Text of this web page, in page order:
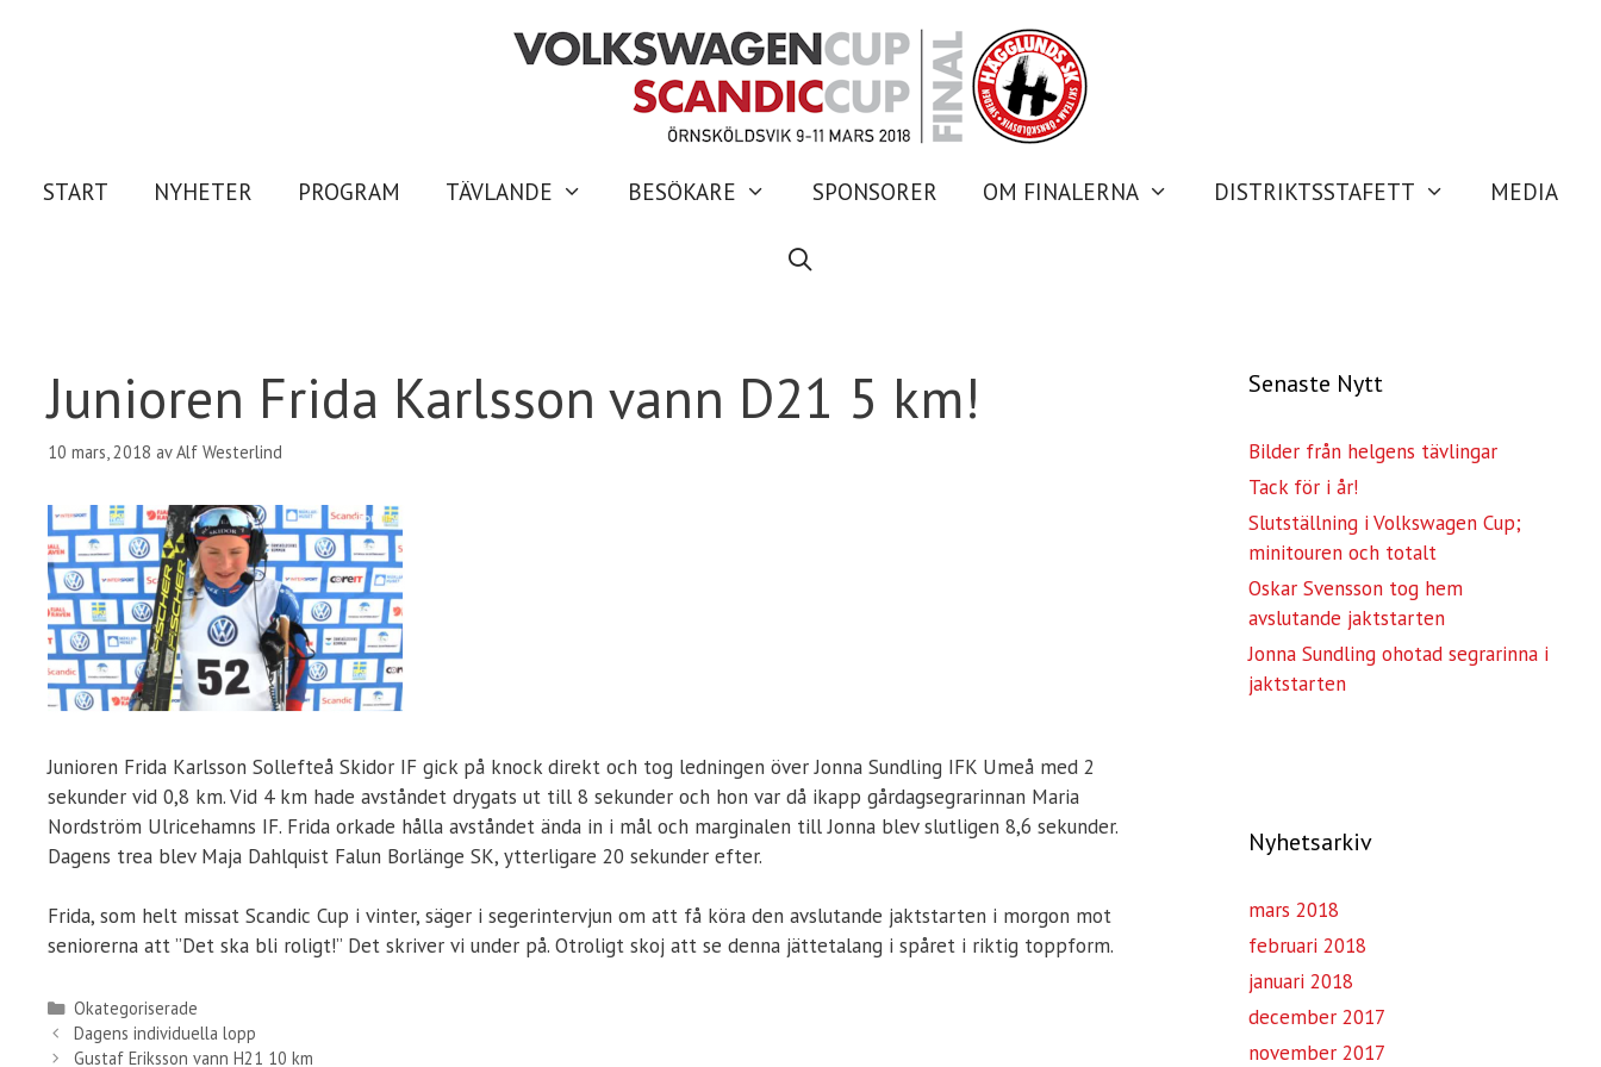
START NYHETER PROGRAM TÄVLANDE BESÖKARE SPONSORER OM FINALERNA DISTRIKTSSTAFETT MEDIA
Junioren Frida Karlsson vann D21 5 km!
10 mars, 2018 avAlf Westerlind
Junioren Frida Karlsson Sollefteå Skidor IF gick på knock direkt och tog ledningen över Jonna Sundling IFK Umeå med 2
sekunder vid 0,8 km. Vid 4 km hade avståndet drygats ut till 8 sekunder och hon var då ikapp gårdagsegrarinnan Maria
Nordström Ulricehamns IF. Frida orkade hålla avståndet ända in i mål och marginalen till Jonna blev slutligen 8,6 sekunder.
Dagens trea blev Maja Dahlquist Falun Borlänge SK, ytterligare 20 sekunder efter.
Frida, som helt missat Scandic Cup i vinter, säger i segerintervjun om att få köra den avslutande jaktstarten i morgon mot
seniorerna att ”Det ska bli roligt!” Det skriver vi under på. Otroligt skoj att se denna jättetalang i spåret i riktig toppform.
Kategorier
Okategoriserade
Dagens individuella lopp
Gustaf Eriksson vann H21 10 km
Senaste Nytt
Bilder från helgens tävlingar
Tack för i år!
Slutställning i Volkswagen Cup;
minitouren och totalt
Oskar Svensson tog hem
avslutande jaktstarten
Jonna Sundling ohotad segrarinna i
jaktstarten
Nyhetsarkiv
mars 2018
februari 2018
januari 2018
december 2017
november 2017